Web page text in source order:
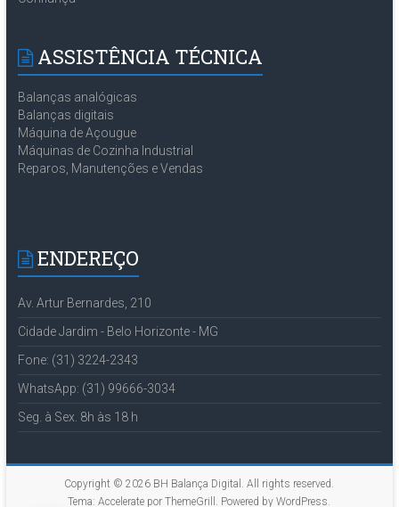
ASSISTÊNCIA TÉCNICA
Balanças analógicas
Balanças digitais
Máquina de Açougue
Máquinas de Cozinha Industrial
Reparos, Manutenções e Vendas
ENDEREÇO
Av. Artur Bernardes, 210
Cidade Jardim - Belo Horizonte - MG
Fone: (31) 3224-2343
WhatsApp: (31) 99666-3034
Seg. à Sex. 8h às 18 h
Copyright © 2026 BH Balança Digital . All rights reserved.
Tema:Accelerate por ThemeGrill. Powered byWordPress.